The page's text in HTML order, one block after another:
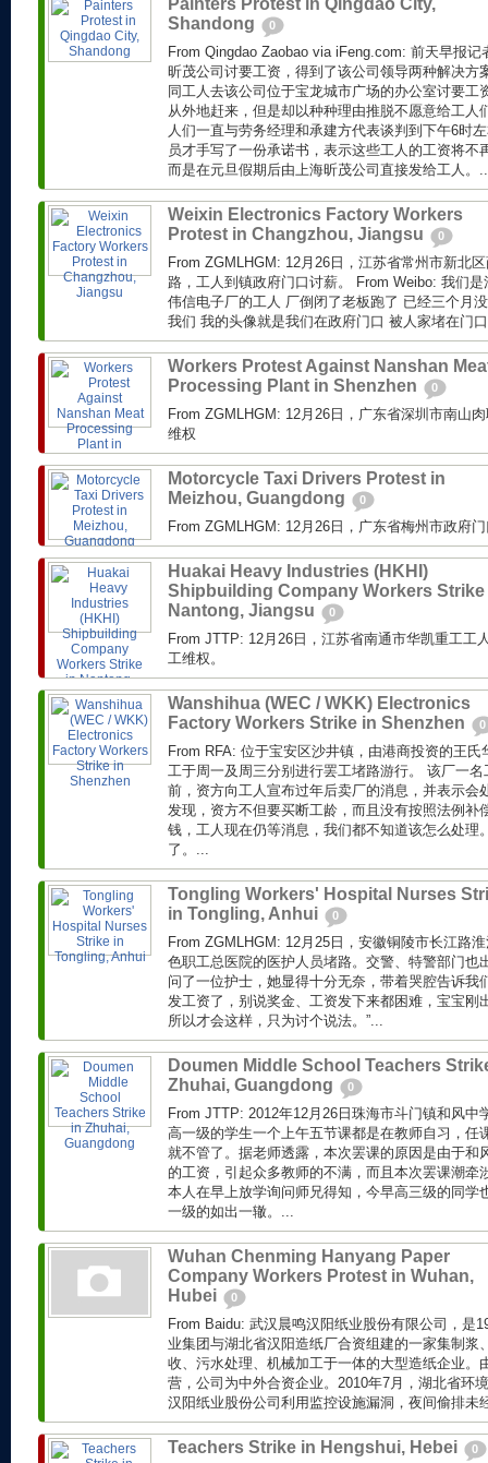
Painters Protest in Qingdao City,
Shandong
0
From Qingdao Zaobao via iFeng.com: 前天早报
昕茂公司讨要工资，得到了该公司领导两种解决方
同工人去该公司位于宝龙城市广场的办公室讨要工
从外地赶来，但是却以种种理由推脱不愿意给工人
人们一直与劳务经理和承建方代表谈判到下午6时
员才手写了一份承诺书，表示这些工人的工资将不
而是在元旦假期后由上海昕茂公司直接发给工人。
Weixin Electronics Factory Workers
Protest in Changzhou, Jiangsu
0
From ZGMLHGM: 12月26日，江苏省常州市新北
路，工人到镇政府门口讨薪。 From Weibo: 我们
伟信电子厂的工人 厂倒闭了老板跑了 已经三个月
我们 我的头像就是我们在政府门口 被人家堵在门
Workers Protest Against Nanshan
Processing Plant in Shenzhen
0
From ZGMLHGM: 12月26日，广东省深圳市南山
维权
Motorcycle Taxi Drivers Protest in
Meizhou, Guangdong
0
From ZGMLHGM: 12月26日，广东省梅州市政府
Huakai Heavy Industries (HKHI)
Shipbuilding Company Workers Strike
Nantong, Jiangsu
0
From JTTP: 12月26日，江苏省南通市华凯重工工
工维权。
Wanshihua (WEC / WKK) Electronics
Factory Workers Strike in Shenzhen
0
From RFA: 位于宝安区沙井镇，由港商投资的王
工于周一及周三分别进行罢工堵路游行。 该厂一
前，资方向工人宣布过年后卖厂的消息，并表示会
发现，资方不但要买断工龄，而且没有按照法例补
钱，工人现在仍等消息，我们都不知道该怎么处理
了。...
Tongling Workers' Hospital Nurses
in Tongling, Anhui
0
From ZGMLHGM: 12月25日，安徽铜陵市长江路
色职工总医院的医护人员堵路。交警、特警部门也
问了一位护士，她显得十分无奈，带着哭腔告诉我
发工资了，别说奖金、工资发下来都困难，宝宝刚
所以才会这样，只为讨个说法。”...
Doumen Middle School Teachers
Zhuhai, Guangdong
0
From JTTP: 2012年12月26日珠海市斗门镇和风中
高一级的学生一个上午五节课都是在教师自习，任
就不管了。据老师透露，本次罢课的原因是由于和
的工资，引起众多教师的不满，而且本次罢课潮牵
本人在早上放学询问师兄得知，今早高三级的同学
一级的如出一辙。...
Wuhan Chenming Hanyang Paper
Company Workers Protest in Wuhan,
Hubei
0
From Baidu: 武汉晨鸣汉阳纸业股份有限公司，是
业集团与湖北省汉阳造纸厂合资组建的一家集制浆
收、污水处理、机械加工于一体的大型造纸企业。
营，公司为中外合资企业。2010年7月，湖北省环
汉阳纸业股份公司利用监控设施漏洞，夜间偷排未
Teachers Strike in Hengshui, Hebei 0